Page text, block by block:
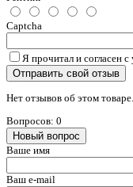
Captcha
Я прочитал и согласен с
Отправить свой отзыв
Нет отзывов об этом товаре.
Вопросов: 0
Новый вопрос
Ваше имя
Ваш e-mail